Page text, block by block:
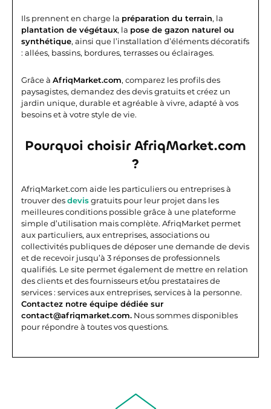
Ils prennent en charge la préparation du terrain, la
plantation de végétaux, la pose de gazon naturel ou
synthétique, ainsi que l’installation d’éléments décoratifs
: allées, bassins, bordures, terrasses ou éclairages.
Grâce à AfriqMarket.com, comparez les profils des
paysagistes, demandez des devis gratuits et créez un
jardin unique, durable et agréable à vivre, adapté à vos
besoins et à votre style de vie.
Pourquoi choisir AfriqMarket.com
?
AfriqMarket.com aide les particuliers ou entreprises à
trouver desdevisgratuits pour leur projet dans les
meilleures conditions possible grâce à une plateforme
simple d’utilisation mais complète. AfriqMarket permet
aux particuliers, aux entreprises, associations ou
collectivités publiques de déposer une demande de devis
et de recevoir jusqu’à 3 réponses de professionnels
qualifiés. Le site permet également de mettre en relation
des clients et des fournisseurs et/ou prestataires de
services : services aux entreprises, services à la personne.
Contactez notre équipe dédiée sur
contact@afriqmarket.com. Nous sommes disponibles
pour répondre à toutes vos questions.